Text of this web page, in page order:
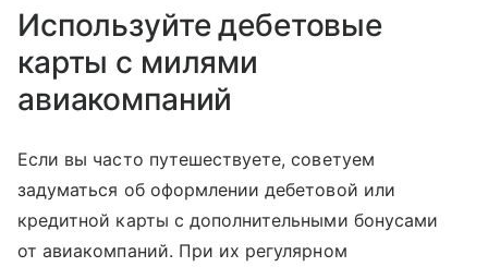
Используйте дебетовые
карты с милями
авиакомпаний
Если вы часто путешествуете, советуем
задуматься об оформлении дебетовой или
кредитной карты с дополнительными бонусами
от авиакомпаний. При их регулярном